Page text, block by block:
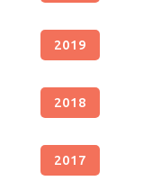
2019
2018
2017